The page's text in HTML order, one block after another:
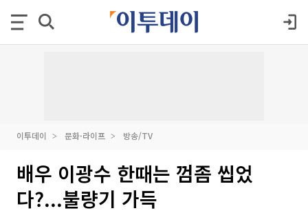
이투데이 문화·라이프 방송/TV
배우 이광수 한때는 껌좀 씹었
다?...불량기 가득